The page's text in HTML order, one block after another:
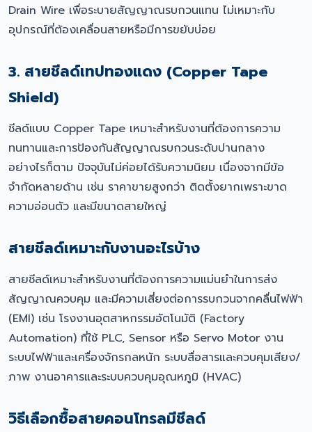
Drain Wire เพื่อระบายสัญญาณรบกวนแทน ไม่เหมาะกับ
อุปกรณ์ที่ต้องเคลื่อนสายหรือมีการขยับบ่อย
3. สายชีลด์เทปทองแดง (Copper Tape
Shield)
ชีลด์แบบ Copper Tape เหมาะสำหรับงานที่ต้องการความ
ทนทานและการป้องกันสัญญาณรบกวนระดับปานกลาง
อย่างไรก็ตาม ปัจจุบันไม่ค่อยได้รับความนิยม เนื่องจากมีข้อ
จำกัดหลายด้าน เช่น ราคาขายสูงกว่า ติดตั้งยากเพราะขาด
ความอ่อนตัว และมีขนาดสายใหญ่
สายชีลด์เหมาะกับงานอะไรบ้าง
สายชีลด์เหมาะสำหรับงานที่ต้องการความแม่นยำในการส่ง
สัญญาณควบคุม และมีความเสี่ยงต่อการรบกวนจากคลื่นไฟฟ้า
(EMI) เช่น โรงงานอุตสาหกรรมอัตโนมัติ (Factory
Automation) ที่ใช้ PLC, Sensor หรือ Servo Motor งาน
ระบบไฟฟ้าและเครื่องจักรกลหนัก ระบบสื่อสารและควบคุมเสียง/
ภาพ งานอาคารและระบบควบคุมอุณหภูมิ (HVAC)
วิธีเลือกซื้อสายคอนโทรลมีชีลด์